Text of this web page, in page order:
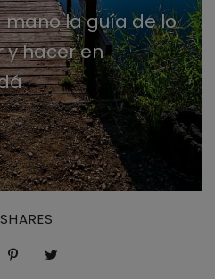
la guía de lo
y hacer en
SHARES